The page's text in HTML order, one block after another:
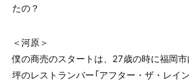
たの？
＜河原＞
僕の商売のスタートは、27歳の時に福岡
坪のレストランバー「アフター・ザ・レイン